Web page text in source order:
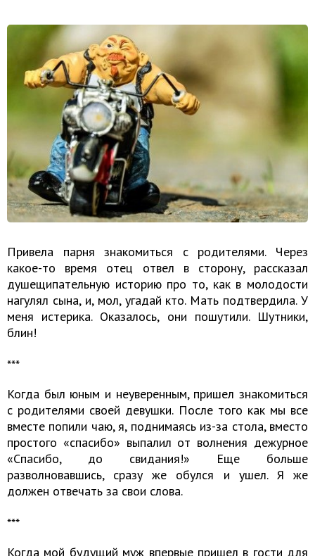
Привела парня знакомиться с родителями. Через
какое-то время отец отвел в сторону, рассказал
душещипательную историю про то, как в молодости
нагулял сына, и, мол, угадай кто. Мать подтвердила. У
меня истерика. Оказалось, они пошутили. Шутники,
блин!
​​​​​​​***
Когда был юным и неуверенным, пришел знакомиться
с родителями своей девушки. После того как мы все
вместе попили чаю, я, поднимаясь из-за стола, вместо
простого «спасибо» выпалил от волнения дежурное
«Спасибо, до свидания!» Еще больше
разволновавшись, сразу же обулся и ушел. Я же
должен отвечать за свои слова.
​​​​​​​***
Когда мой будущий муж впервые пришел в гости для